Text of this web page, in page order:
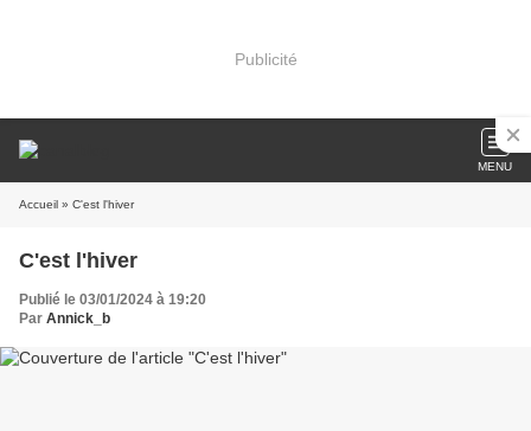
Publicité
MENU
Accueil » C'est l'hiver
C'est l'hiver
Publié le 03/01/2024 à 19:20
Par Annick_b